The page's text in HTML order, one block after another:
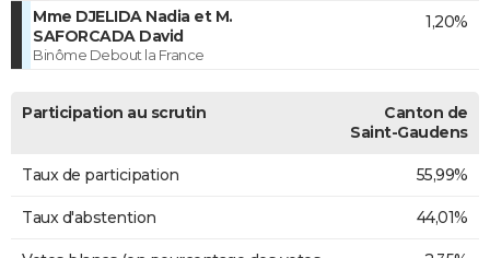
Mme DJELIDA Nadia et M.
SAFORCADA David
Binôme Debout la France
1,20%
Participation au scrutin
Canton de
Saint-Gaudens
Taux de participation 55,99%
Taux d'abstention 44,01%